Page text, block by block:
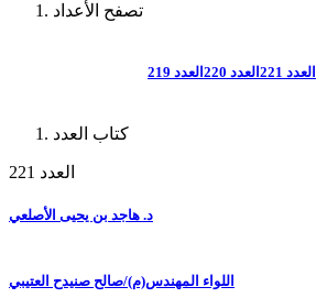
تصفح الأعداد
العدد 221 العدد 220 العدد 219
كتاب العدد
العدد 221
د. هاجد بن يحيى الأصلعي
اللواء المهندس(م)/صالح صنيدح العتيبي